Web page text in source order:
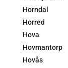
Horndal
Horred
Hova
Hovmantorp
Hovås